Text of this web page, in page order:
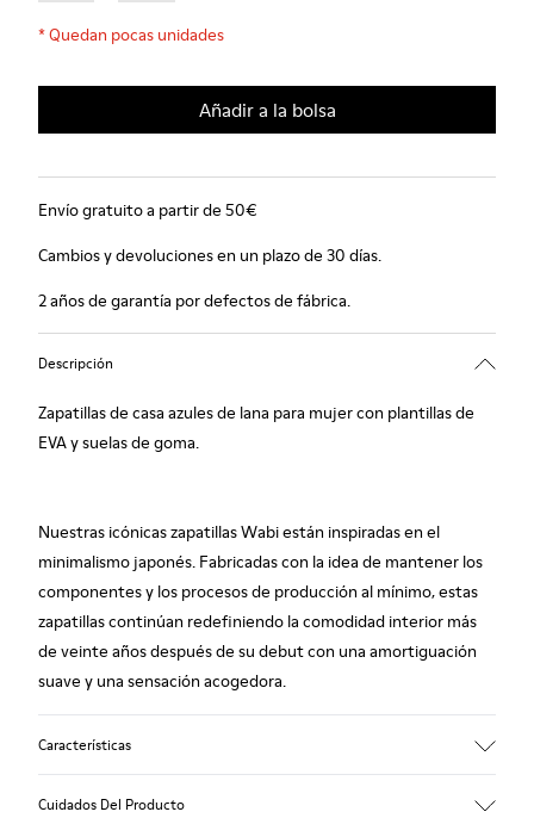
*Quedan pocas unidades
Añadir a la bolsa
Envío gratuito a partir de 50€
Cambios y devoluciones en un plazo de 30 días.
2 años de garantía por defectos de fábrica.
Descripción
Zapatillas de casa azules de lana para mujer con plantillas de
EVA y suelas de goma.
Nuestras icónicas zapatillas Wabi están inspiradas en el
minimalismo japonés. Fabricadas con la idea de mantener los
componentes y los procesos de producción al mínimo, estas
zapatillas continúan redefiniendo la comodidad interior más
de veinte años después de su debut con una amortiguación
suave y una sensación acogedora.
Características
Cuidados Del Producto